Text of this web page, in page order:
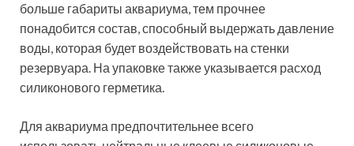
больше габариты аквариума, тем прочнее
понадобится состав, способный выдержать давление
воды, которая будет воздействовать на стенки
резервуара. На упаковке также указывается расход
силиконового герметика.
Для аквариума предпочтительнее всего